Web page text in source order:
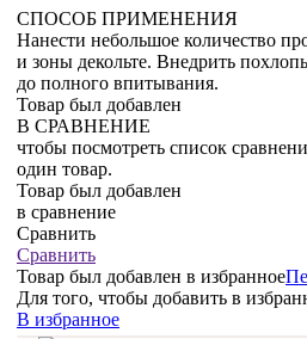
СПОСОБ ПРИМЕНЕНИЯ
Нанести небольшое количество
и зоны декольте. Внедрить
до полного впитывания.
Товар был добавлен
В СРАВНЕНИЕ
чтобы посмотреть список
один товар.
Товар был добавлен
в сравнение
Сравнить
Сравнить
Товар был добавлен в избранное
Для того, чтобы добавить в
В избранное